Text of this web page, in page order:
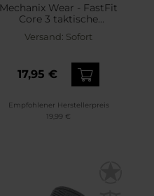
Mechanix Wear - FastFit
Core 3 taktische
Handschuhe - Black
Versand: Sofort
17,95 €
Empfohlener Herstellerpreis
19,99 €